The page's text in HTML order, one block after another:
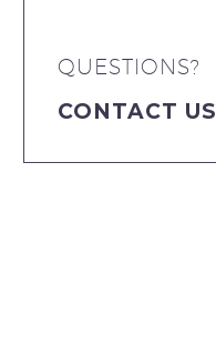
QUESTIONS?
CONTACT US